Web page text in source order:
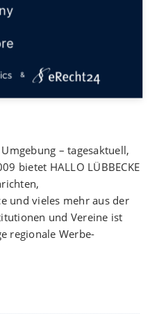
– tagesaktuell,
bietet HALLO LÜBBECKE
und vieles mehr aus der
und Vereine ist
regionale Werbe-
&